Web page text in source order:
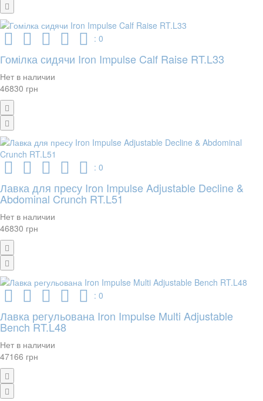
: 0
Гомілка сидячи Iron Impulse Calf Raise RT.L33
Нет в наличии
46830 грн
: 0
Лавка для пресу Iron Impulse Adjustable Decline &
Abdominal Crunch RT.L51
Нет в наличии
46830 грн
: 0
Лавка регульована Iron Impulse Multi Adjustable
Bench RT.L48
Нет в наличии
47166 грн